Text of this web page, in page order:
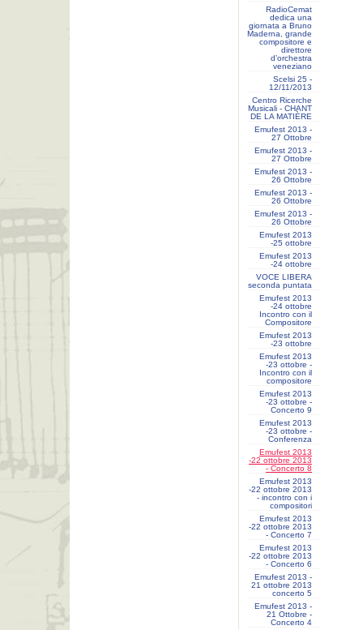
RadioCemat
dedica una
giornata a Bruno
Maderna, grande
compositore e
direttore
d’orchestra
veneziano
Scelsi 25 -
12/11/2013
Centro Ricerche
Musicali - CHANT
DE LA MATIÈRE
Emufest 2013 -
27 Ottobre
Emufest 2013 -
27 Ottobre
Emufest 2013 -
26 Ottobre
Emufest 2013 -
26 Ottobre
Emufest 2013 -
26 Ottobre
Emufest 2013
-25 ottobre
Emufest 2013
-24 ottobre
VOCE LIBERA
seconda puntata
Emufest 2013
-24 ottobre
Incontro con il
Compositore
Emufest 2013
-23 ottobre
Emufest 2013
-23 ottobre -
Incontro con il
compositore
Emufest 2013
-23 ottobre -
Concerto 9
Emufest 2013
-23 ottobre -
Conferenza
Emufest 2013
-22 ottobre 2013
- Concerto 8
Emufest 2013
-22 ottobre 2013
- incontro con i
compositori
Emufest 2013
-22 ottobre 2013
- Concerto 7
Emufest 2013
-22 ottobre 2013
- Concerto 6
Emufest 2013 -
21 ottobre 2013
concerto 5
Emufest 2013 -
21 Ottobre -
Concerto 4